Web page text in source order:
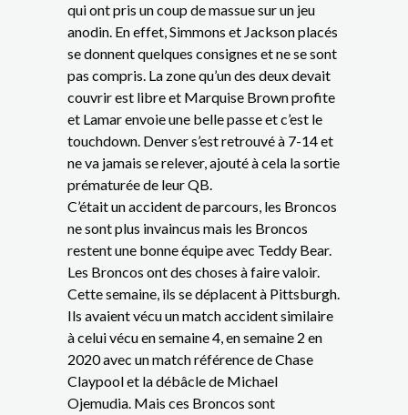
qui ont pris un coup de massue sur un jeu
anodin. En effet, Simmons et Jackson placés
se donnent quelques consignes et ne se sont
pas compris. La zone qu’un des deux devait
couvrir est libre et Marquise Brown profite
et Lamar envoie une belle passe et c’est le
touchdown. Denver s’est retrouvé à 7-14 et
ne va jamais se relever, ajouté à cela la sortie
prématurée de leur QB.
C’était un accident de parcours, les Broncos
ne sont plus invaincus mais les Broncos
restent une bonne équipe avec Teddy Bear.
Les Broncos ont des choses à faire valoir.
Cette semaine, ils se déplacent à Pittsburgh.
Ils avaient vécu un match accident similaire
à celui vécu en semaine 4, en semaine 2 en
2020 avec un match référence de Chase
Claypool et la débâcle de Michael
Ojemudia. Mais ces Broncos sont